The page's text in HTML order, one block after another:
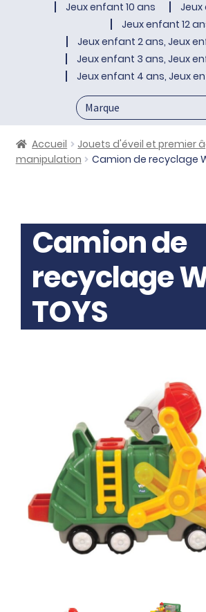
Jeux enfant 10 ans
Jeux
Jeux enfant 12
Jeux enfant 2 ans, Jeux
Jeux enfant 3 ans, Jeux
Jeux enfant 4 ans, Jeux
Accueil Jouets d'éveil et premier
manipulation
Camion de recyclage
Camion de
recyclage
TOYS